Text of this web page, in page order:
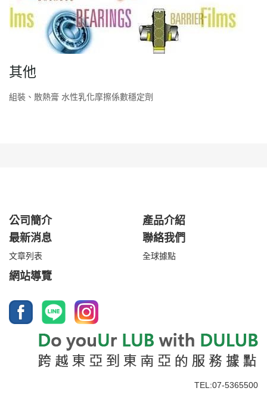
其他
組裝、散熱膏 水性乳化摩擦係數穩定劑
公司簡介
產品介紹
最新消息
文章列表
聯絡我們
全球據點
網站導覽
TEL:07-5365500